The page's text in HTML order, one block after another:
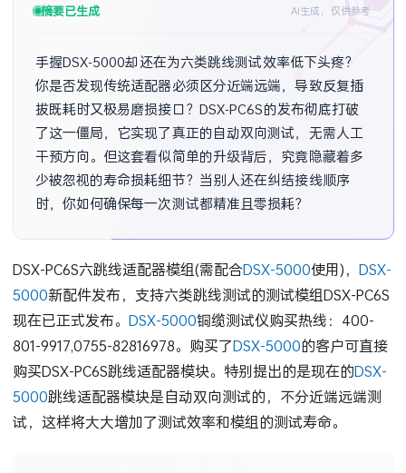
摘要已生成 AI生成，仅供参考
手握DSX-5000却还在为六类跳线测试效率低下头疼？
你是否发现传统适配器必须区分近端远端，导致反复插
拔既耗时又极易磨损接口？DSX-PC6S的发布彻底打破
了这一僵局，它实现了真正的自动双向测试，无需人工
干预方向。但这套看似简单的升级背后，究竟隐藏着多
少被忽视的寿命损耗细节？当别人还在纠结接线顺序
时，你如何确保每一次测试都精准且零损耗？
DSX-PC6S六跳线适配器模组(需配合DSX-5000使用)， DSX-
5000新配件发布，支持六类跳线测试的测试模组DSX-PC6S
现在已正式发布。 DSX-5000铜缆测试仪购买热线：400-
801-9917,0755-82816978。购买了DSX-5000的客户可直接
购买DSX-PC6S跳线适配器模块。特别提出的是现在的DSX-
5000跳线适配器模块是自动双向测试的，不分近端远端测
试，这样将大大增加了测试效率和模组的测试寿命。